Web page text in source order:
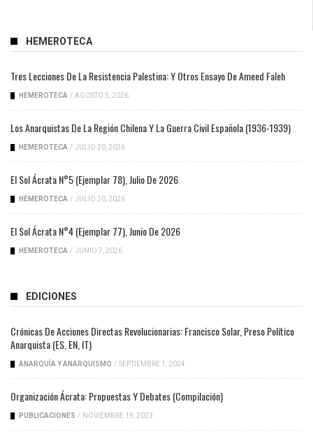
HEMEROTECA
Tres Lecciones De La Resistencia Palestina: Y Otros Ensayo De Ameed Faleh
HEMEROTECA / AGOSTO 5, 2026
Los Anarquistas De La Región Chilena Y La Guerra Civil Española (1936-1939)
HEMEROTECA / JULIO 20, 2026
El Sol Ácrata N°5 (ejemplar 78), Julio De 2026
HEMEROTECA / JULIO 20, 2026
El Sol Ácrata N°4 (ejemplar 77), Junio De 2026
HEMEROTECA / JUNIO 7, 2026
EDICIONES
Crónicas De Acciones Directas Revolucionarias: Francisco Solar, Preso Político
Anarquista (ES, EN, IT)
ANARQUÍA Y ANARQUISMO / SEPTIEMBRE 1, 2024
Organización Ácrata: Propuestas Y Debates (compilación)
PUBLICACIONES / NOVIEMBRE 19, 2023